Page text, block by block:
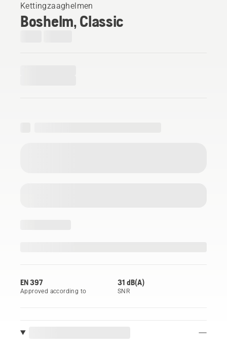
Kettingzaaghelmen
Boshelm, Classic
EN 397
Approved according to
31 dB(A)
SNR